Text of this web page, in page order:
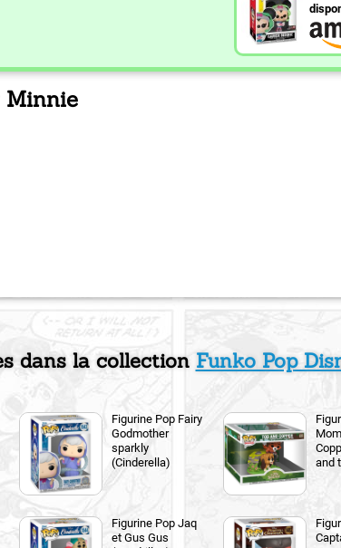
Minnie
dans la collection Funko Pop
Figurine Pop Fairy
Godmother
sparkly
(Cinderella)
and
Figurine Pop Jaq
et Gus Gus